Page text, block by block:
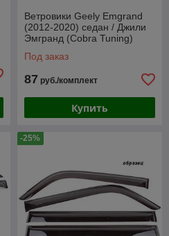
Ветровики Geely Emgrand
(2012-2020) седан / Джили
Эмгранд (Cobra Tuning)
Под заказ
87 руб./комплект
Купить
-25%